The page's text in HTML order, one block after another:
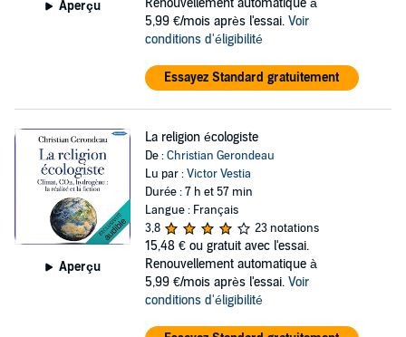
Aperçu
Renouvellement automatique à
5,99 €/mois après l'essai. Voir
conditions d'éligibilité
Essayez Standard gratuitement
Aperçu
La religion écologiste
De :Christian Gerondeau
Lu par :Victor Vestia
Durée : 7 h et 57 min
Langue : Français
3,8
23 notations
15,48 € ou gratuit avec l'essai.
Renouvellement automatique à
5,99 €/mois après l'essai. Voir
conditions d'éligibilité